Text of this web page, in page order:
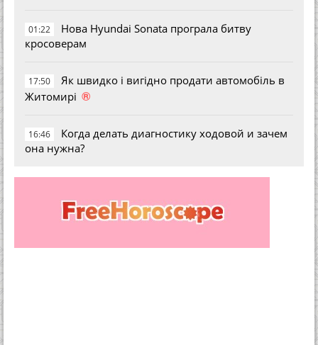
01:22
Нова Hyundai Sonata програла битву
кросоверам
17:50
Як швидко і вигідно продати автомобіль в
Житомирі ®
16:46
Когда делать диагностику ходовой и зачем
она нужна?